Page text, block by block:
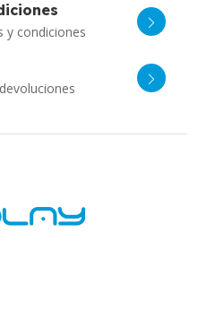
y condiciones